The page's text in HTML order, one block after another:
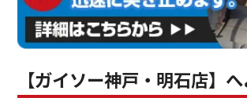
【ガイソー神戸・明石店】